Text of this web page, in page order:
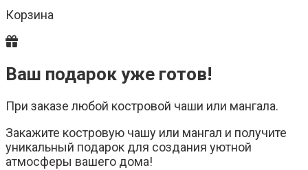
Корзина
Ваш подарок уже готов!
При заказе любой костровой чаши или мангала.
Закажите костровую чашу или мангал и получите
уникальный подарок для создания уютной
атмосферы вашего дома!